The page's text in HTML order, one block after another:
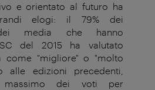
e orientato al futuro ha
elogi: il 79% dei
media che hanno
del 2015 ha valutato
come "migliore" o "molto
alle edizioni precedenti,
massimo dei voti per